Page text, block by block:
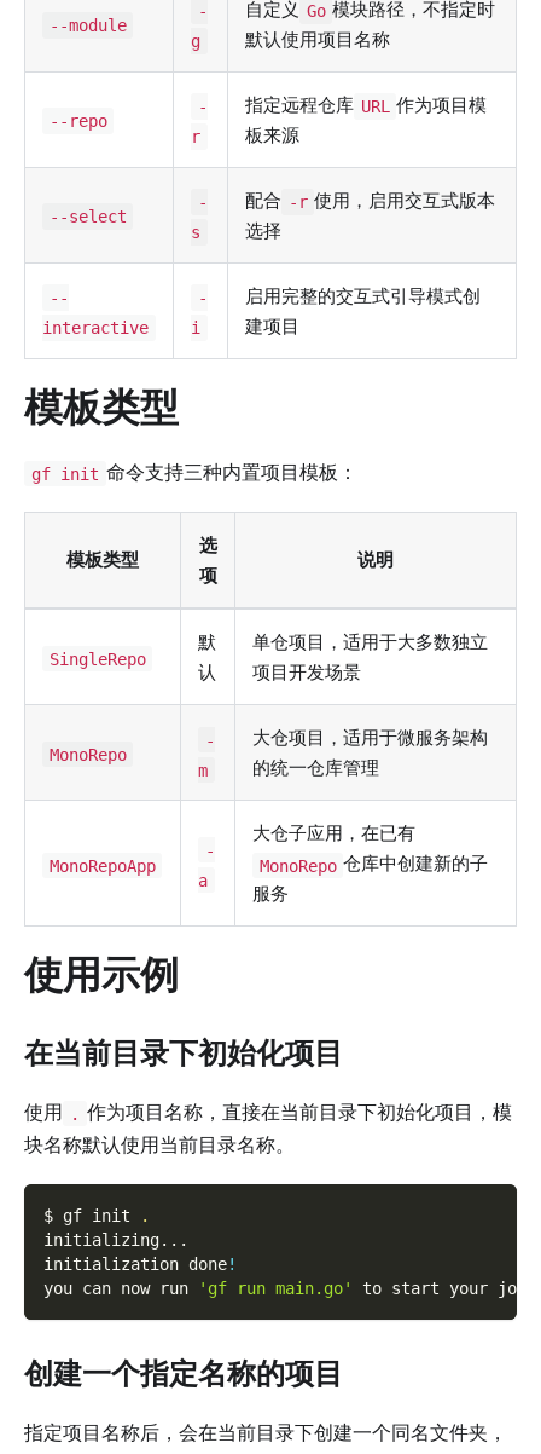
--module
-
g
自定义 Go 模块路径，不指定时
默认使用项目名称
--repo
-
r
指定远程仓库 URL
作为项目模
板来源
--select
-
s
配合 -r 使用，启用交互式版本
选择
--
interactive
-
i
启用完整的交互式引导模式创
建项目
模板类型
gf init 命令支持三种内置项目模板：
模板类型
选
项
说明
SingleRepo
默
认
单仓项目，适用于大多数独立
项目开发场景
MonoRepo
-
m
大仓项目，适用于微服务架构
的统一仓库管理
MonoRepoApp
-
a
大仓子应用，在已有
MonoRepo 仓库中创建新的子
服务
使用示例
在当前目录下初始化项目
使用 . 作为项目名称，直接在当前目录下初始化项目，模
块名称默认使用当前目录名称。
$ gf init
.
initializing.. .
initialization done!
you can now run
'gf run main.go' to start your
创建一个指定名称的项目
指定项目名称后，会在当前目录下创建一个同名文件夹，